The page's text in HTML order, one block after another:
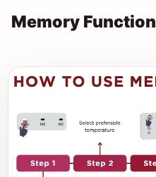
Memory Function